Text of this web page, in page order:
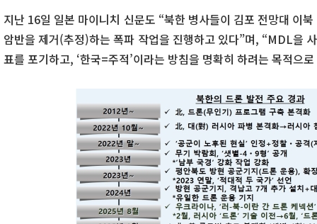
지난 16일 일본 마이니치 신문도 “북한 병사들이 김포 전망대 이
암반을 제거(추정)하는 폭파 작업을 진행하고 있다”며, “MDL을
표를 포기하고, ‘한국=주적’이라는 방침을 명확히 하려는 목적으